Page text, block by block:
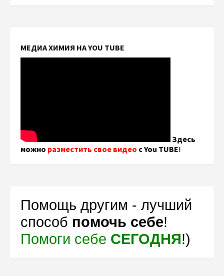
МЕДИА ХИМИЯ НА YOU TUBE
Здесь
можно разместить свое видео с You TUBE!
Помощь другим - лучший
способ помочь себе!
Помоги себе СЕГОДНЯ!)